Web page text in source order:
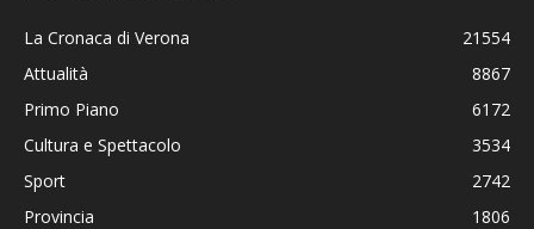
La Cronaca di Verona
21554
Attualità
8867
Primo Piano
6172
Cultura e Spettacolo
3534
Sport
2742
Provincia
1806